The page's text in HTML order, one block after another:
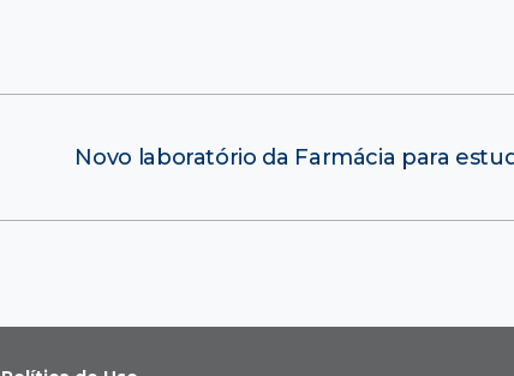
Novo laboratório da Farmácia para